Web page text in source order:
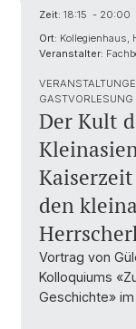
Zeit: 18:15 - 20:00
Ort: Kollegienhaus,
Veranstalter:
Der Kult
den
Vortrag von
Kolloquiums
Geschichte» im